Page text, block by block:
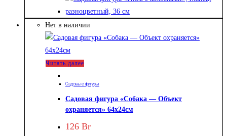
Нет в наличии
Читать далее
Садовые фигуры
Садовая фигура «Собака — Объект
охраняется» 64х24см
126 Br